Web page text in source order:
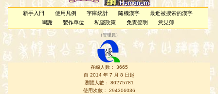
新手入門 使用凡例 字庫統計 隨機漢字
最近被搜索的漢字
鳴謝
製作單位 私隱政策 免責聲明 意見簿
（管理員 ）
在線人數： 3665
自 2014 年 7 月 8 日起
瀏覽人數： 80275781
使用次數： 294306036